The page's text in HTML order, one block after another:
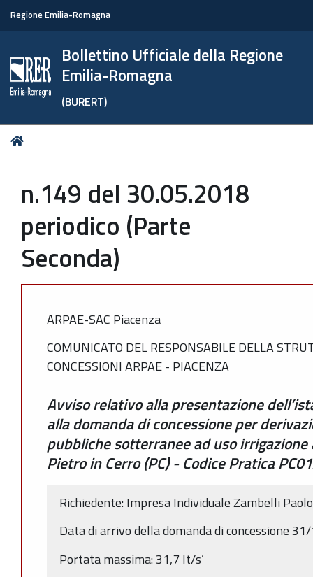
Regione Emilia-Romagna
Bollettino Ufficiale della Regione
Emilia-Romagna
(BURERT)
Tu
n.149 del 30.05.2018
periodico (Parte
Seconda)
ARPAE-SAC Piacenza
COMUNICATO DEL RESPONSABILE DELLA
CONCESSIONI ARPAE - PIACENZA
Avviso relativo alla presentazione
alla domanda di concessione per
pubbliche sotterranee ad uso irrigazione
Pietro in Cerro (PC) - Codice Pratica
Richiedente: Impresa Individuale Zambelli
Data di arrivo della domanda di concessione
Portata massima: 31,7 lt/s’